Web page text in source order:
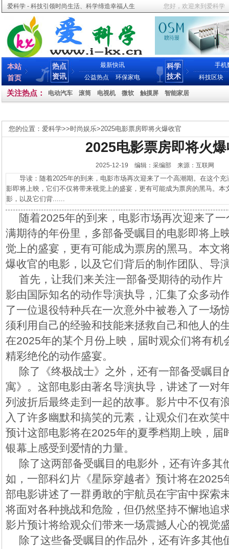
爱科学 - 科技引领时尚生活、科学缔造幸福人生 您好，欢迎来到爱科学
本站
首页
热点
资讯
最新快讯
公益热点
环保家电
科学
技术
手机
科技区块
关注热点： 电动汽车 滚筒 电视机 微软 触摸屏 智能家居
您的位置： 爱科学>>时尚娱乐>2025电影票房即将火爆收官
2025电影票房即将火
2025-12-19 编辑：采编部 来源：互联网
导读：随着2025年的到来，电影市场再次迎来了一个高潮期。在这个充
影即将上映，它们不仅将带来视觉上的盛宴，更有可能成为票房的黑马。
影，以及它们背......
随着2025年的到来，电影市场再次迎来了
满期待的年份里，多部备受瞩目的电影即将上
觉上的盛宴，更有可能成为票房的黑马。本文
爆收官的电影，以及它们背后的制作团队、导
首先，让我们来关注一部备受期待的动作片
影由国际知名的动作导演执导，汇集了众多动
了一位退役特种兵在一次意外中被卷入了一场
须利用自己的经验和技能来拯救自己和他人的
在2025年的某个月份上映，届时观众们将有机
精彩绝伦的动作盛宴。
除了《终极战士》之外，还有一部备受瞩目
寓》。这部电影由著名导演执导，讲述了一对
列波折后最终走到一起的故事。影片中不仅有
入了许多幽默和搞笑的元素，让观众们在欢笑
预计这部电影将在2025年的夏季档期上映，届
银幕上感受到爱情的力量。
除了这两部备受瞩目的电影外，还有许多其
如，一部科幻片《星际穿越者》预计将在2025
部电影讲述了一群勇敢的宇航员在宇宙中探索
将面对各种挑战和危险，但仍然坚持不懈地追
影片预计将给观众们带来一场震撼人心的视觉
除了这些备受瞩目的作品外，还有许多其他